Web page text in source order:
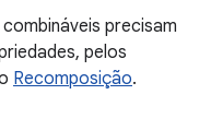
precisam
pelos
Recomposição.